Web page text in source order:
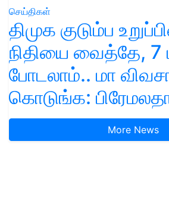
செய்திகள்
திமுக குடும்ப
நிதியை வைத்தே, 7
போடலாம்.. மா
கொடுங்க:
More News